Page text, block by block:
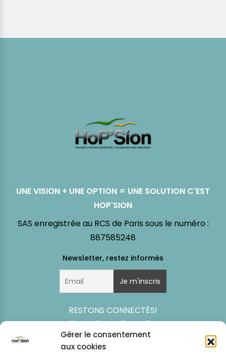
Gérer le consentement
aux cookies
UNE VISION + UNE OPTION = UNE SOLUTION C'EST
HOP'SION
SAS enregistrée au RCS de Paris sous le numéro :
887585248
RESTONS CONNECTÉS!